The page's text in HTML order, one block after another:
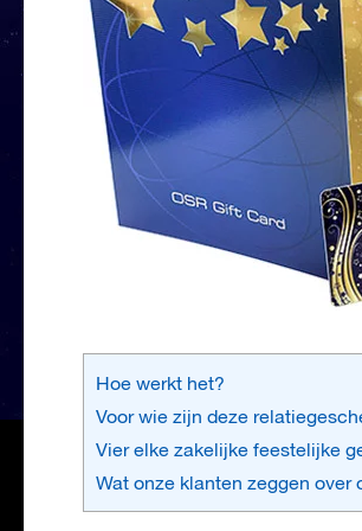
Hoe werkt het?
Voor wie zijn deze
Vier elke zakelijke feestelijke
Wat onze klanten zeggen over